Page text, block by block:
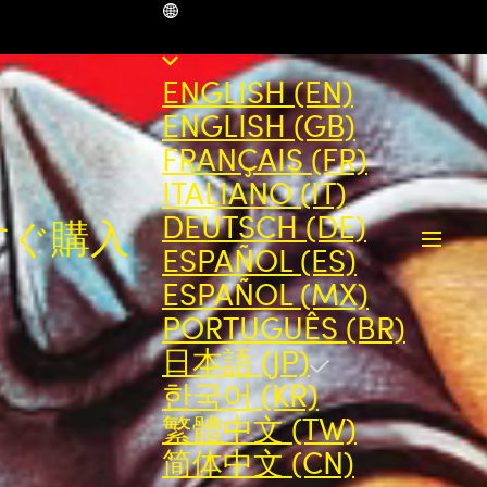
ぐ購入
ENGLISH (EN)
ENGLISH (GB)
FRANÇAIS (FR)
ITALIANO (IT)
DEUTSCH (DE)
ESPAÑOL (ES)
ESPAÑOL (MX)
PORTUGUÊS (BR)
日本語 (JP)
한국어 (KR)
繁體中文 (TW)
简体中文 (CN)